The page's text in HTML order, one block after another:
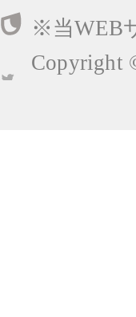
※当WEB
Copyright